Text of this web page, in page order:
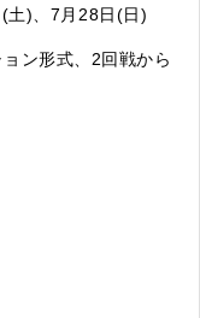
土)、7月28日(日)
ン形式、2回戦から